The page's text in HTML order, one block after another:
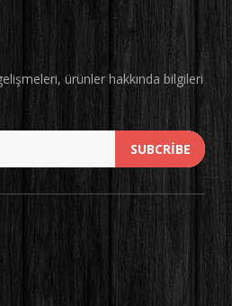
ürünler hakkında bilgileri
SUBCRIBE